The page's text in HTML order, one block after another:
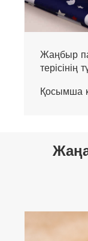
Тыныс
пальто
Қосымша